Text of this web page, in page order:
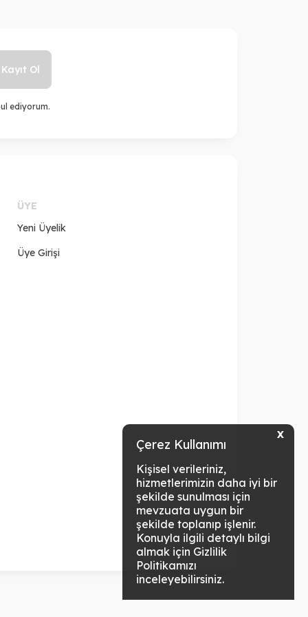
X
Çerez Kullanımı
Kişisel verileriniz,
hizmetlerimizin daha iyi bir
şekilde sunulması için
mevzuata uygun bir
şekilde toplanıp işlenir.
Konuyla ilgili detaylı bilgi
almak için Gizlilik
Politikamızı
inceleyebilirsiniz.
Kayıt Ol
ediyorum.
ÜYE
Yeni Üyelik
Üye Girişi